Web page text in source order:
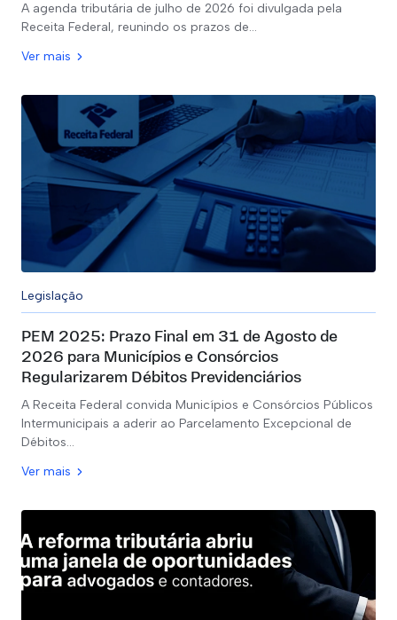
A agenda tributária de julho de 2026 foi divulgada pela
Receita Federal, reunindo os prazos de…
Ver mais
Legislação
PEM 2025: Prazo Final em 31 de Agosto de
2026 para Municípios e Consórcios
Regularizarem Débitos Previdenciários
A Receita Federal convida Municípios e Consórcios Públicos
Intermunicipais a aderir ao Parcelamento Excepcional de
Débitos…
Ver mais